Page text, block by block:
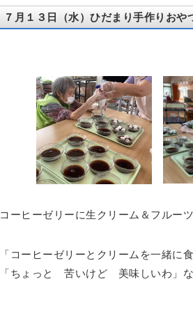
７月１３日（水）ひだまり手作りおや
コーヒーゼリーに生クリーム＆フルー
「コーヒーゼリーとクリームを一緒に
「ちょっと 苦いけど 美味しいわ」な